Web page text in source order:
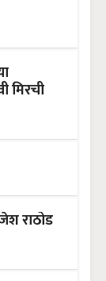
राठोड